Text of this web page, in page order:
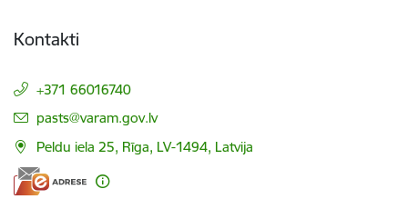
Kontakti
+371 66016740
E-pasts:
pasts@varam.gov.lv
Peldu iela 25, Rīga, LV-1494, Latvija